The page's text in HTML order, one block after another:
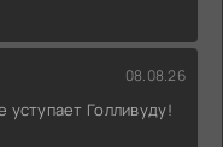
08.08.26
Голливуду!